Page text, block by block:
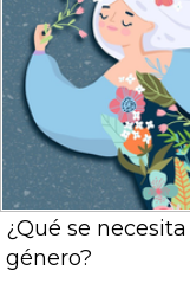
¿Qué se
género?